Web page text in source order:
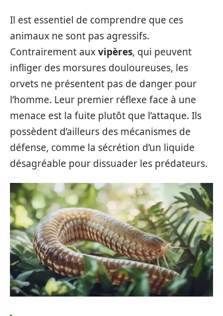
Il est essentiel de comprendre que ces
animaux ne sont pas agressifs.
Contrairement auxvipères, qui peuvent
infliger des morsures douloureuses, les
orvets ne présentent pas de danger pour
l’homme. Leur premier réflexe face à une
menace est la fuite plutôt que l’attaque. Ils
possèdent d’ailleurs des mécanismes de
défense, comme la sécrétion d’un liquide
désagréable pour dissuader les prédateurs.